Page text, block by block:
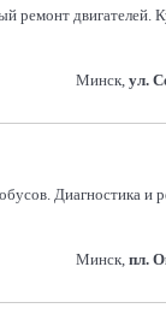
ремонт
Минск, ул.
Диагностика и
Минск, пл.